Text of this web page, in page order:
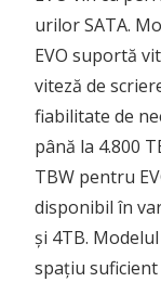
urilor SATA.
EVO suportă
viteză de
fiabilitate de
până la 4.800
TBW pentru
disponibil în
și 4TB.
spațiu